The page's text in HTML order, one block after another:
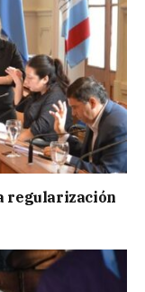
regularización